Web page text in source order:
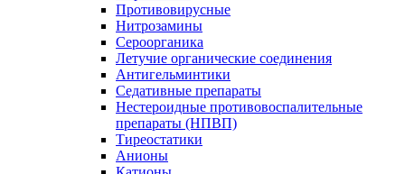
Противовирусные
Нитрозамины
Сероорганика
Летучие органические соединения
Антигельминтики
Седативные препараты
Нестероидные противовоспалительные
препараты (НПВП)
Тиреостатики
Анионы